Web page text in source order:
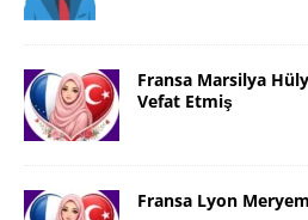
Fransa Marsilya
Vefat Etmiş
Fransa Lyon